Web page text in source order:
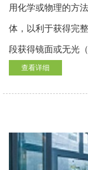
用化学或物理的方
体，以利于获得完
段获得镜面或无光
查看详细